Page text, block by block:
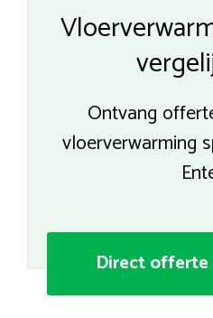
Ontvang
vloerverwarming
Direct offerte